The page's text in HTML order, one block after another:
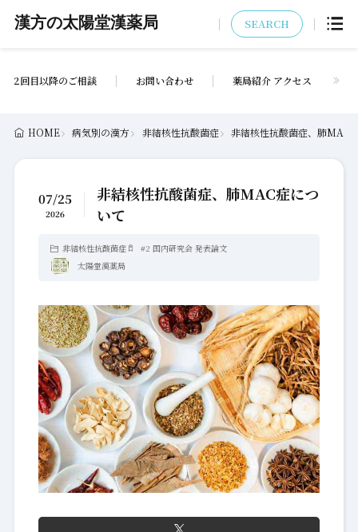
漢方の太陽堂漢薬局 SEARCH
2回目以降のご相談 お問い合わせ 薬局紹介 アクセス
HOME 病気別の漢方 非結核性抗酸菌症 非結核性抗酸菌症、肺MAC
07/25
2026
非結核性抗酸菌症、肺MAC症につ
いて
非結核性抗酸菌症 #2 国内研究会 発表論文
太陽堂漢薬局